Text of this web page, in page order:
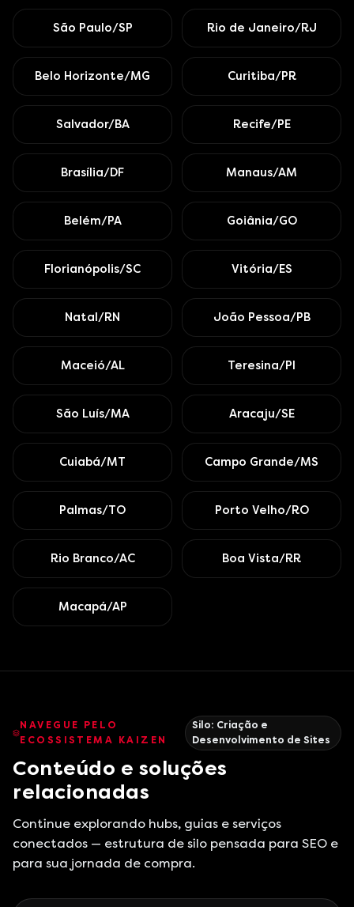
São Paulo/SP Rio de Janeiro/RJ
Belo Horizonte/MG Curitiba/PR
Salvador/BA Recife/PE
Brasília/DF Manaus/AM
Belém/PA Goiânia/GO
Florianópolis/SC Vitória/ES
Natal/RN João Pessoa/PB
Maceió/AL Teresina/PI
São Luís/MA Aracaju/SE
Cuiabá/MT Campo Grande/MS
Palmas/TO Porto Velho/RO
Rio Branco/AC Boa Vista/RR
Macapá/AP
NAVEGUE PELO
ECOSSISTEMA KAIZEN
Silo: Criação e
Desenvolvimento de Sites
Conteúdo e soluções
relacionadas
Continue explorando hubs, guias e serviços
conectados — estrutura de silo pensada para SEO e
para sua jornada de compra.